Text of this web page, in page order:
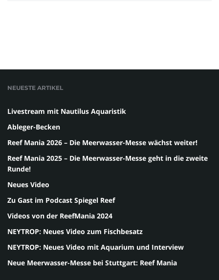
NEUESTE ARTIKEL
Livestream mit Nautilus Aquaristik
Ableger-Becken
Reef Mania 2026 – Die Meerwasser-Messe wächst weiter!
Reef Mania 2025 – Die Meerwasser-Messe geht in die zweite
Runde!
Neues Video
Zu Gast im Podcast Spiegel Reef
Videos von der ReefMania 2024
NEYTROP: Neues Video zum Fischbesatz
NEYTROP: Neues Video mit Aquarium und Interview
Neue Meerwasser-Messe bei Stuttgart: Reef Mania